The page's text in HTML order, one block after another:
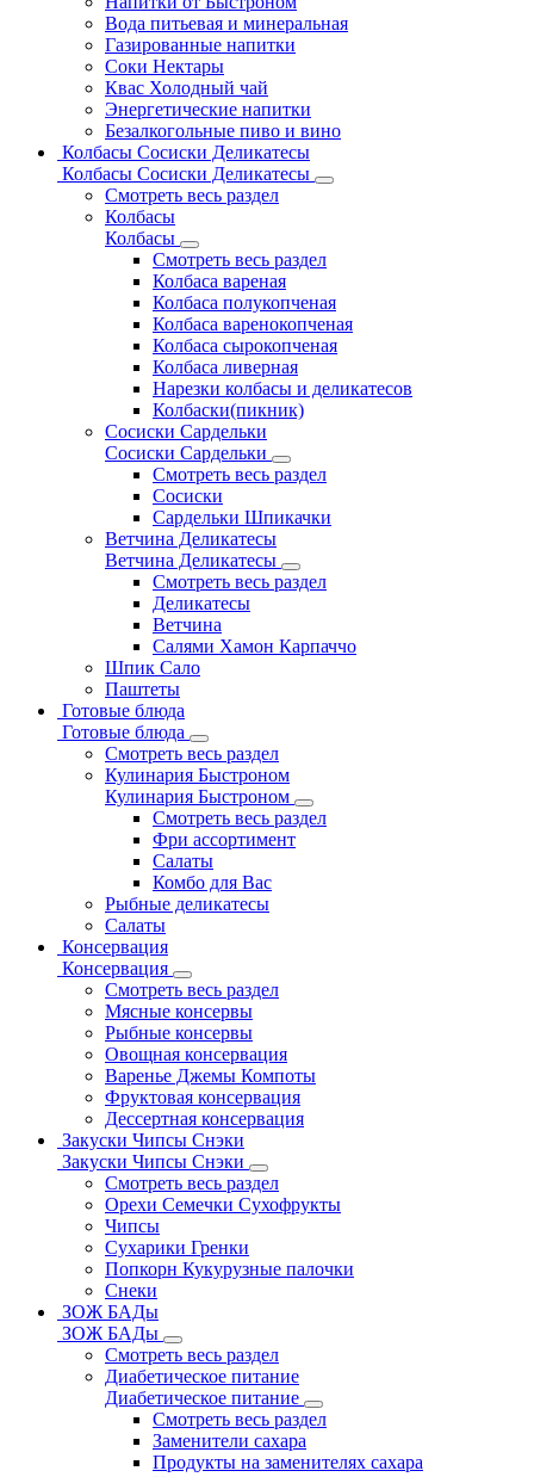
Вода питьевая и минеральная
Газированные напитки
Соки Нектары
Квас Холодный чай
Энергетические напитки
Безалкогольные пиво и вино
Колбасы Сосиски Деликатесы
Колбасы Сосиски Деликатесы
Смотреть весь раздел
Колбасы
Колбасы
Смотреть весь раздел
Колбаса вареная
Колбаса полукопченая
Колбаса варенокопченая
Колбаса сырокопченая
Колбаса ливерная
Нарезки колбасы и деликатесов
Колбаски(пикник)
Сосиски Сардельки
Сосиски Сардельки
Смотреть весь раздел
Сосиски
Сардельки Шпикачки
Ветчина Деликатесы
Ветчина Деликатесы
Смотреть весь раздел
Деликатесы
Ветчина
Салями Хамон Карпаччо
Шпик Сало
Паштеты
Готовые блюда
Готовые блюда
Смотреть весь раздел
Кулинария Быстроном
Кулинария Быстроном
Смотреть весь раздел
Фри ассортимент
Салаты
Комбо для Вас
Рыбные деликатесы
Салаты
Консервация
Консервация
Смотреть весь раздел
Мясные консервы
Рыбные консервы
Овощная консервация
Варенье Джемы Компоты
Фруктовая консервация
Дессертная консервация
Закуски Чипсы Снэки
Закуски Чипсы Снэки
Смотреть весь раздел
Орехи Семечки Сухофрукты
Чипсы
Сухарики Гренки
Попкорн Кукурузные палочки
Снеки
ЗОЖ БАДы
ЗОЖ БАДы
Смотреть весь раздел
Диабетическое питание
Диабетическое питание
Смотреть весь раздел
Заменители сахара
Продукты на заменителях сахара